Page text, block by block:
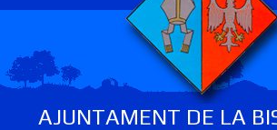
AJUNTAMENT DE LA